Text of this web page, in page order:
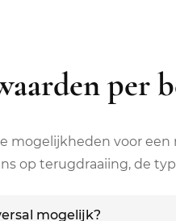
per
voor
op terugdraaiing, de
mogelijk?